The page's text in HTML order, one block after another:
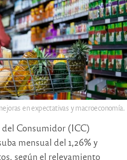
en expectativas y macroeconomía.
del Consumidor (ICC)
mensual del 1,26% y
según el relevamiento